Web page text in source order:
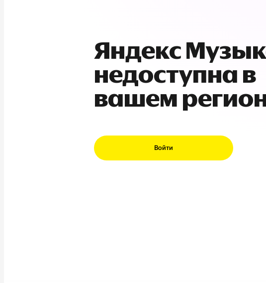
Яндекс
недоступна в
вашем
Войти